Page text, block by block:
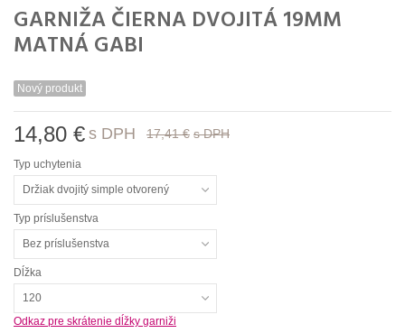
GARNIŽA ČIERNA DVOJITÁ 19MM
MATNÁ GABI
Nový produkt
14,80 € s DPH 17,41 € s DPH
Typ uchytenia
Držiak dvojitý simple otvorený
Typ príslušenstva
Bez príslušenstva
Dĺžka
120
Odkaz pre skrátenie dĺžky garniži